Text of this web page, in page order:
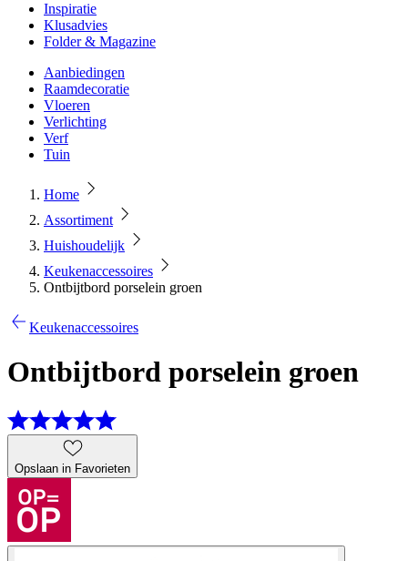
Inspiratie
Klusadvies
Folder & Magazine
Aanbiedingen
Raamdecoratie
Vloeren
Verlichting
Verf
Tuin
Home
Assortiment
Huishoudelijk
Keukenaccessoires
Ontbijtbord porselein groen
Keukenaccessoires
Ontbijtbord porselein groen
Opslaan in Favorieten